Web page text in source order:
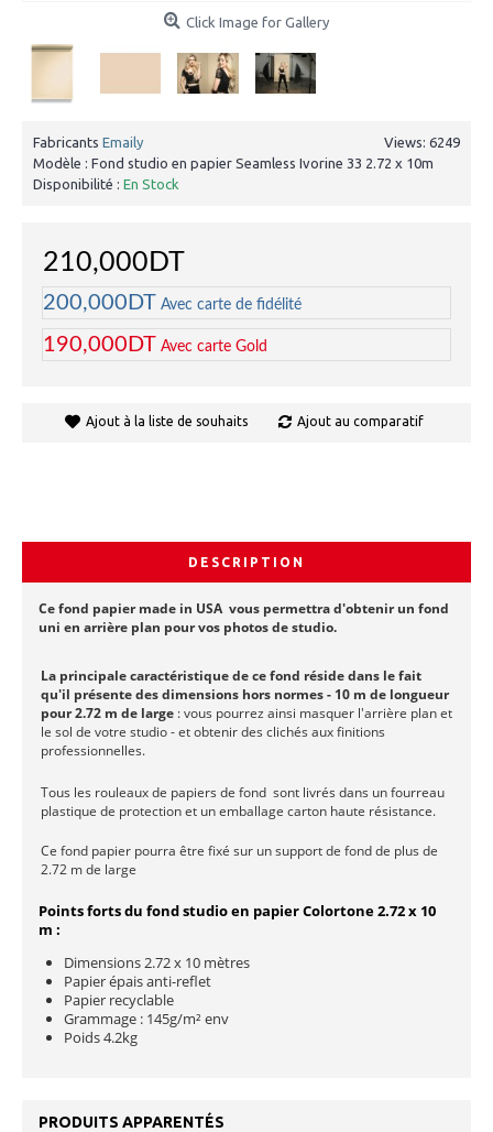
Click Image for Gallery
Views: 6249
Fabricants Emaily
Modèle : Fond studio en papier Seamless Ivorine 33 2.72 x 10m
Disponibilité : En Stock
210,000DT
200,000DT Avec carte de fidélité
190,000DT Avec carte Gold
Ajout à la liste de souhaits Ajout au comparatif
DESCRIPTION
Ce fond papier made in USA vous permettra d'obtenir un fond
uni en arrière plan pour vos photos de studio.
La principale caractéristique de ce fond réside dans le fait
qu'il présente des dimensions hors normes- 10 m de longueur
pour 2.72 m de large : vous pourrez ainsi masquer l'arrière plan et
le sol de votre studio - et obtenir des clichés aux finitions
professionnelles.
Tous les rouleaux de papiers de fond sont livrés dans un fourreau
plastique de protection et un emballage carton haute résistance.
Ce fond papier pourra être fixé sur un support de fond de plus de
2.72 m de large
Points forts du fond studio en papier Colortone 2.72 x 10
m :
Dimensions 2.72 x 10 mètres
Papier épais anti-reflet
Papier recyclable
Grammage : 145g/m² env
Poids 4.2kg
PRODUITS APPARENTÉS